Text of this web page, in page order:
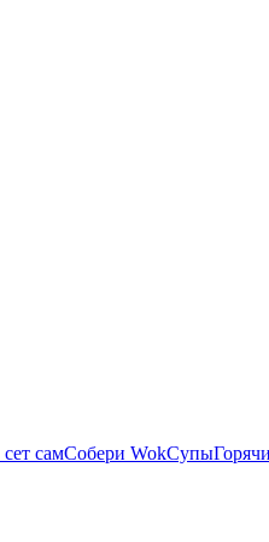
самСобери WokСупы